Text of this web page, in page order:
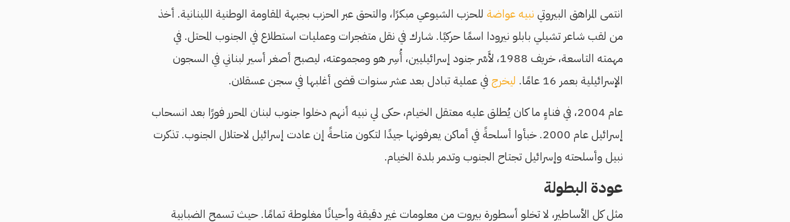
انتمى المراهق البيروتي نبيه عواضةللحزب الشيوعي مبكرًا، والتحق عبر الحزب بجبهة المقاومة الوطنية اللبنانية. أخذ
من لقب شاعر تشيلي بابلو نيرودا اسمًا حركيًا. شارك في نقل متفجرات وعمليات استطلاع في الجنوب المحتل. في
مهمته التاسعة، خريف 1988، لأَسْر جنود إسرائيليين، أُسِر هو ومجموعته، ليصبح أصغر أسير لبناني في السجون
الإسرائيلية بعمر 16 عامًا.
ليخرجفي عملية تبادل بعد عشر سنوات قضى أغلبها في سجن عسقلان.
عام 2004، في فناءٍ ما كان يُطلق عليه معتقل الخيام، حكى لي نبيه أنهم دخلوا جنوب لبنان المحرر فورًا بعد انسحاب
إسرائيل عام 2000. خبأوا أسلحةً في أماكن يعرفونها جيدًا لتكون متاحةً إن عادت إسرائيل لاحتلال الجنوب. تذكرت
نبيل وأسلحته وإسرائيل تجتاح الجنوب وتدمر بلدة الخيام.
عودة البطولة
مثل كل الأساطير، لا تخلو أسطورة بيروت من معلومات غير دقيقة وأحيانًا مغلوطة تمامًا. حيث تسمح الضبابية